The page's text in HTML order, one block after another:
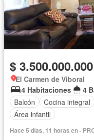
$ 3.500.000.000
El Carmen de Viboral
4 Habitaciones
4
Balcón
Cocina integral
Área infantil
Hace 5 días, 11 horas en -